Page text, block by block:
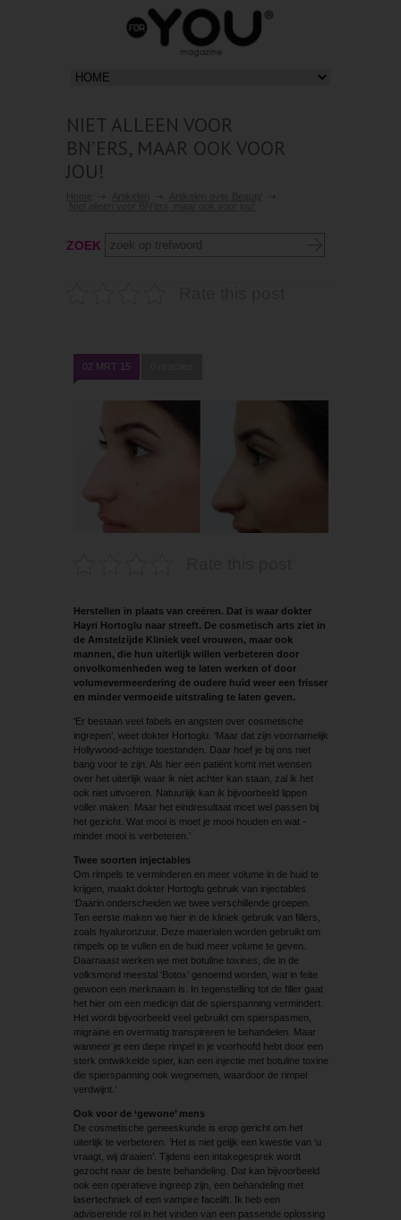
NIET ALLEEN VOOR
BN’ERS, MAAR OOK VOOR
JOU!
ZOEK
02 MRT 15
Herstellen in plaats van creëren. Dat is waar dokter
Hayri Hortoglu naar streeft. De cosmetisch arts ziet in
de Amstelzijde Kliniek veel vrouwen, maar ook
mannen, die hun uiterlijk willen verbeteren door
onvolkomenheden weg te laten werken of door
volumevermeerdering de oudere huid weer een frisser
en minder vermoeide uitstraling te laten geven.
‘Er bestaan veel fabels en angsten over ­cosmetische
ingrepen’, weet dokter Hortoglu. ‘Maar dat zijn voornamelijk
Hollywood-achtige toestanden. Daar hoef je bij ons niet
bang voor te zijn. Als hier een patiënt komt met wensen
over het uiterlijk waar ik niet achter kan staan, zal ik het
ook niet uitvoeren. Natuurlijk kan ik bijvoorbeeld lippen
voller maken. Maar het eindresultaat moet wel passen bij
het gezicht. Wat mooi is moet je mooi houden en wat ­
minder mooi is verbeteren.’
Twee soorten injectables
Om rimpels te verminderen en meer volume in de huid te
krijgen, maakt dokter Hortoglu gebruik van injectables.
‘Daarin onderscheiden we twee verschillende groepen.
Ten eerste maken we hier in de kliniek gebruik van fillers,
zoals hyaluronzuur. Deze materialen worden gebruikt om
rimpels op te vullen en de huid meer volume te geven.
Daarnaast werken we met botuline toxines, die in de
volksmond meestal ‘Botox’ genoemd worden, wat in feite
gewoon een merknaam is. In tegenstelling tot de filler gaat
het hier om een medicijn dat de spierspanning vermindert.
Het wordt bijvoorbeeld veel gebruikt om spierspasmen,
migraine en overmatig transpireren te behandelen. Maar
wanneer je een diepe rimpel in je voorhoofd hebt door een
sterk ontwikkelde spier, kan een injectie met botuline toxine
die spierspanning ook wegnemen, waardoor de rimpel
verdwijnt.’
Ook voor de ‘gewone’ mens
De cosmetische geneeskunde is erop gericht om het
uiterlijk te verbeteren. ‘Het is niet gelijk een kwestie van ‘u
vraagt, wij draaien’. Tijdens een intakegesprek wordt
gezocht naar de beste behandeling. Dat kan bijvoorbeeld
ook een operatieve ingreep zijn, een behandeling met
lasertechniek of een vampire facelift. Ik heb een
adviserende rol in het vinden van een passende oplossing